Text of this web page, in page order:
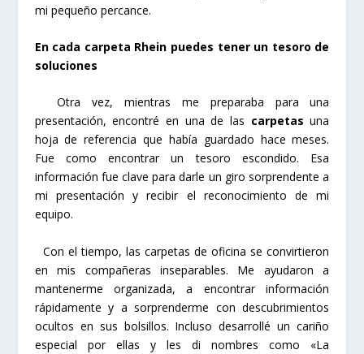
mi pequeño percance.
En cada carpeta Rhein puedes tener un tesoro de
soluciones
Otra vez, mientras me preparaba para una
presentación, encontré en una de las carpetas una
hoja de referencia que había guardado hace meses.
Fue como encontrar un tesoro escondido. Esa
información fue clave para darle un giro sorprendente a
mi presentación y recibir el reconocimiento de mi
equipo.
Con el tiempo, las carpetas de oficina se convirtieron
en mis compañeras inseparables. Me ayudaron a
mantenerme organizada, a encontrar información
rápidamente y a sorprenderme con descubrimientos
ocultos en sus bolsillos. Incluso desarrollé un cariño
especial por ellas y les di nombres como «La